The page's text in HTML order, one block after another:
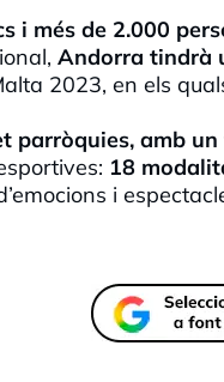
i més de 2.000
Andorra tindrà
2023, en els
parròquies, amb
18
i